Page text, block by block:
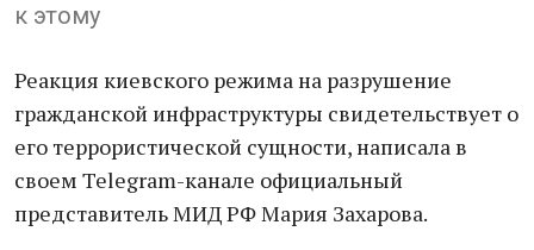
к этому
Реакция киевского режима на разрушение
гражданской инфраструктуры свидетельствует о
его террористической сущности, написала в
своем Telegram-канале официальный
представитель МИД РФ Мария Захарова.